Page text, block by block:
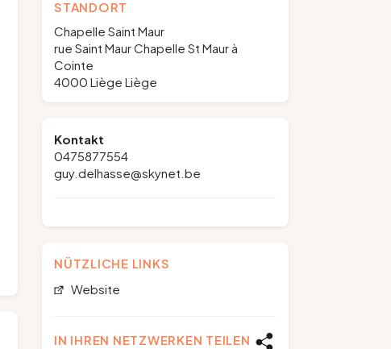
STANDORT
Chapelle Saint Maur
rue Saint Maur Chapelle St Maur à
Cointe
4000 Liège Liège
Kontakt
0475877554
guy.delhasse@skynet.be
NÜTZLICHE LINKS
Website
IN IHREN NETZWERKEN TEILEN